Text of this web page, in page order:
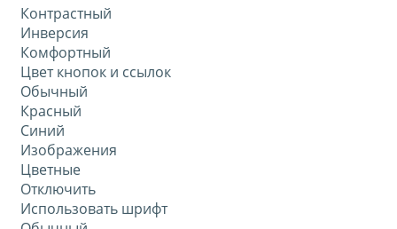
Контрастный
Инверсия
Комфортный
Цвет кнопок и ссылок
Обычный
Красный
Синий
Изображения
Цветные
Отключить
Использовать шрифт